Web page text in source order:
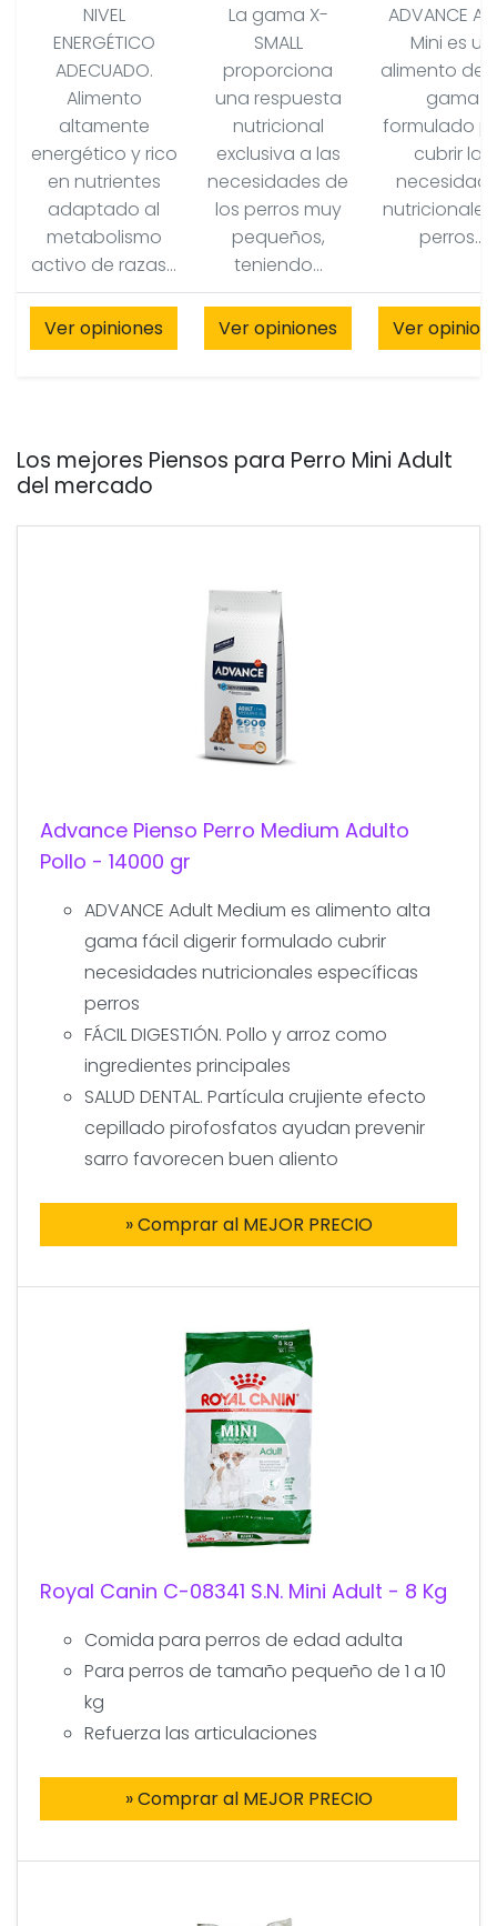
NIVEL
ENERGÉTICO
ADECUADO.
Alimento
altamente
energético y rico
en nutrientes
adaptado al
metabolismo
activo de razas...
La gama X-
SMALL
proporciona
una respuesta
nutricional
exclusiva a las
necesidades de
los perros muy
pequeños,
teniendo...
ADVANCE
Mini es un
alimento de
gama
formulado
cubrir las
perros...
Ver opiniones Ver opiniones Ver
Los mejores Piensos para Perro Mini Adult
del mercado
Advance Pienso Perro Medium Adulto
Pollo - 14000 gr
ADVANCE Adult Medium es alimento alta
gama fácil digerir formulado cubrir
necesidades nutricionales específicas
perros
FÁCIL DIGESTIÓN. Pollo y arroz como
ingredientes principales
SALUD DENTAL. Partícula crujiente efecto
cepillado pirofosfatos ayudan prevenir
sarro favorecen buen aliento
» Comprar al MEJOR PRECIO
Royal Canin C-08341 S.N. Mini Adult - 8 Kg
Comida para perros de edad adulta
Para perros de tamaño pequeño de 1 a 10
kg
Refuerza las articulaciones
» Comprar al MEJOR PRECIO